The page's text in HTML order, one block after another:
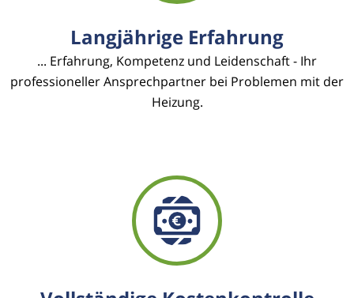
Langjährige Erfahrung
... Erfahrung, Kompetenz und Leidenschaft - Ihr
professioneller Ansprechpartner bei Problemen mit der
Heizung.